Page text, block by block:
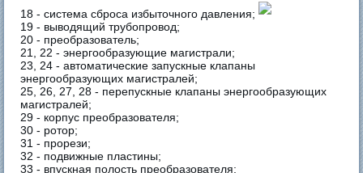
18 - система сброса избыточного давления;
19 - выводящий трубопровод;
20 - преобразователь;
21, 22 - энергообразующие магистрали;
23, 24 - автоматические запускные клапаны
энергообразующих магистралей;
25, 26, 27, 28 - перепускные клапаны энергообразующих
магистралей;
29 - корпус преобразователя;
30 - ротор;
31 - прорези;
32 - подвижные пластины;
33 - впускная полость преобразователя;